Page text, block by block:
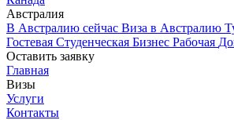
Австралия
В Австралию сейчас Виза в Австралию
Гостевая Студенческая Бизнес Рабочая
Оставить заявку
Главная
Визы
Услуги
Контакты